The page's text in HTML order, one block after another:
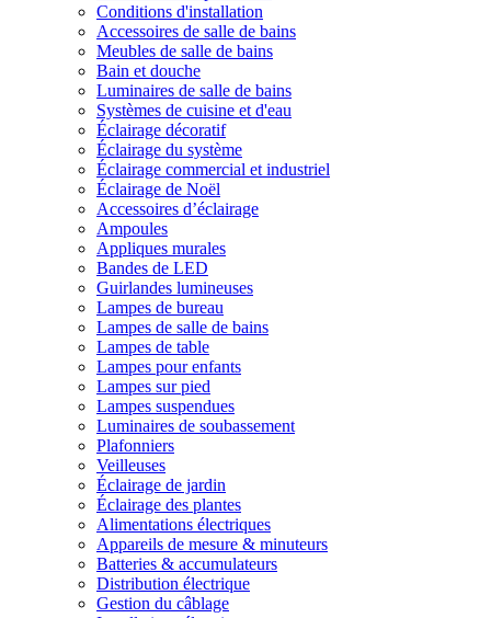
Conditions d'installation
Accessoires de salle de bains
Meubles de salle de bains
Bain et douche
Luminaires de salle de bains
Systèmes de cuisine et d'eau
Éclairage décoratif
Éclairage du système
Éclairage commercial et industriel
Éclairage de Noël
Accessoires d’éclairage
Ampoules
Appliques murales
Bandes de LED
Guirlandes lumineuses
Lampes de bureau
Lampes de salle de bains
Lampes de table
Lampes pour enfants
Lampes sur pied
Lampes suspendues
Luminaires de soubassement
Plafonniers
Veilleuses
Éclairage de jardin
Éclairage des plantes
Alimentations électriques
Appareils de mesure & minuteurs
Batteries & accumulateurs
Distribution électrique
Gestion du câblage